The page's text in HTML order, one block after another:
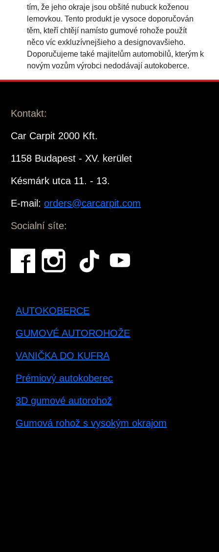
tím, že jeho okraje jsou obšité nubuck koženou
lemovkou. Tento produkt je vysoce doporučován
těm, kteří chtějí namísto gumové rohože použít
něco víc exkluzívnejšieho a designovavšieho.
Doporučujeme také majitelům automobilů, kterým k
novým vozům výrobci nedodávají autokoberce.
Kontakt:
Car Carpit 2000 Kft.
1158 Budapest - XV. kerület
Késmárk utca 11. - 13.
E-mail:orders@carcarpit.com
Socialní síte:
AUTOKOBERCE
GUMOVÉ AUTOROHOŽE
VANIČKA DO KUFRA
Prémiový autokoberec
3D gumové autorohož
Gumová rohož s vysokým okrajom